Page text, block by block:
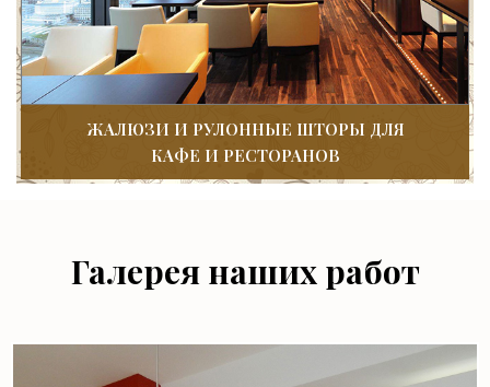
ЖАЛЮЗИ И РУЛОННЫЕ ШТОРЫ ДЛЯ
КАФЕ И РЕСТОРАНОВ
Галерея наших работ